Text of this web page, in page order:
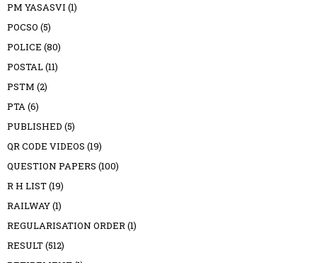
PM YASASVI (1)
POCSO (5)
POLICE (80)
POSTAL(11)
PSTM (2)
PTA(6)
PUBLISHED (5)
QR CODE VIDEOS (19)
QUESTION PAPERS (100)
R H LIST(19)
RAILWAY(1)
REGULARISATION ORDER(1)
RESULT(512)